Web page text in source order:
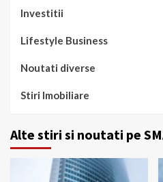
Investitii
Lifestyle Business
Noutati diverse
Stiri Imobiliare
Alte stiri si noutati pe